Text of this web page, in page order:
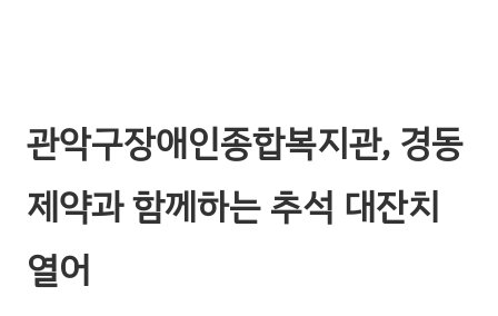
관악구장애인종합복지관, 경동
제약과 함께하는 추석 대잔치
열어